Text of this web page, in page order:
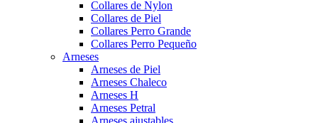
Collares de Nylon
Collares de Piel
Collares Perro Grande
Collares Perro Pequeño
Arneses
Arneses de Piel
Arneses Chaleco
Arneses H
Arneses Petral
Arneses ajustables